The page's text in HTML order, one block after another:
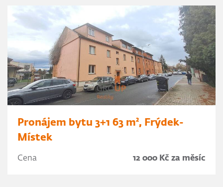
Pronájem bytu 3+1 63 m², Frýdek-
Místek
Cena 12 000 Kč za měsíc